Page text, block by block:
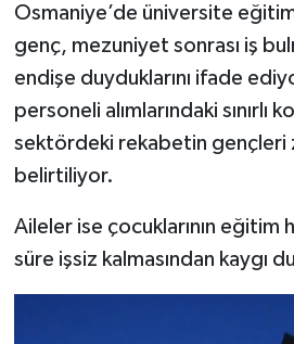
Osmaniye’de üniversite
genç, mezuniyet sonrası iş
endişe duyduklarını ifade
personeli alımlarındaki sınırlı
sektördeki rekabetin gençleri
belirtiliyor.
Aileler ise çocuklarının eğitim
süre işsiz kalmasından kaygı